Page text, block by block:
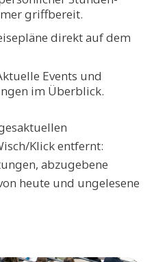
griffbereit.
direkt auf dem
Events und
im Überblick.
Klick entfernt:
abzugebene
heute und ungelesene